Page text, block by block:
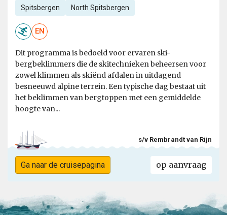
Spitsbergen North Spitsbergen
EN
Dit programma is bedoeld voor ervaren ski-
bergbeklimmers die de skitechnieken beheersen voor
zowel klimmen als skiënd afdalen in uitdagend
besneeuwd alpine terrein. Een typische dag bestaat uit
het beklimmen van bergtoppen met een gemiddelde
hoogte van...
s/v Rembrandt van Rijn
Ga naar de cruisepagina op aanvraag